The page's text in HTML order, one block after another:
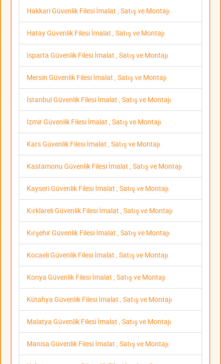
Hakkari Güvenlik Filesi İmalat , Satış ve Montajı
Hatay Güvenlik Filesi İmalat , Satış ve Montajı
Isparta Güvenlik Filesi İmalat , Satış ve Montajı
Mersin Güvenlik Filesi İmalat , Satış ve Montajı
İstanbul Güvenlik Filesi İmalat , Satış ve Montajı
İzmir Güvenlik Filesi İmalat , Satış ve Montajı
Kars Güvenlik Filesi İmalat , Satış ve Montajı
Kastamonu Güvenlik Filesi İmalat , Satış ve Montajı
Kayseri Güvenlik Filesi İmalat , Satış ve Montajı
Kırklareli Güvenlik Filesi İmalat , Satış ve Montajı
Kırşehir Güvenlik Filesi İmalat , Satış ve Montajı
Kocaeli Güvenlik Filesi İmalat , Satış ve Montajı
Konya Güvenlik Filesi İmalat , Satış ve Montajı
Kütahya Güvenlik Filesi İmalat , Satış ve Montajı
Malatya Güvenlik Filesi İmalat , Satış ve Montajı
Manisa Güvenlik Filesi İmalat , Satış ve Montajı